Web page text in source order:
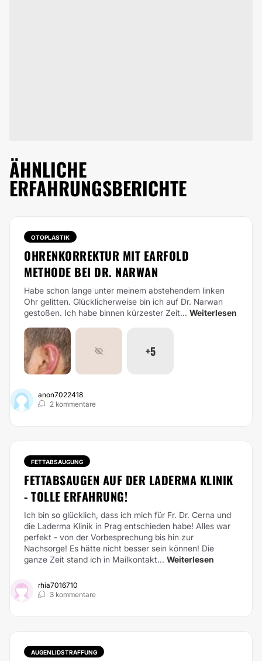
ÄHNLICHE
ERFAHRUNGSBERICHTE
OTOPLASTIK
OHRENKORREKTUR MIT EARFOLD
METHODE BEI DR. NARWAN
Habe schon lange unter meinem abstehendem linken
Ohr gelitten. Glücklicherweise bin ich auf Dr. Narwan
gestoßen. Ich habe binnen kürzester Zeit... Weiterlesen
+5
anon7022418
2 kommentare
FETTABSAUGUNG
FETTABSAUGEN AUF DER LADERMA KLINIK
- TOLLE ERFAHRUNG!
Ich bin so glücklich, dass ich mich für Fr. Dr. Cerna und
die Laderma Klinik in Prag entschieden habe! Alles war
perfekt - von der Vorbesprechung bis hin zur
Nachsorge! Es hätte nicht besser sein können! Die
ganze Zeit stand ich in Mailkontakt... Weiterlesen
rhia7016710
3 kommentare
AUGENLIDSTRAFFUNG